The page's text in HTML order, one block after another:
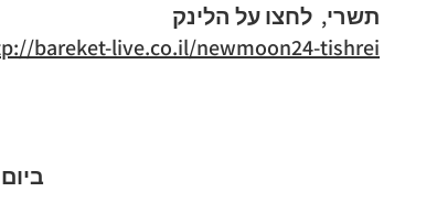
תשרי, לחצו על הלינק
bareket-live.co.il/newmoon24-tishrei/